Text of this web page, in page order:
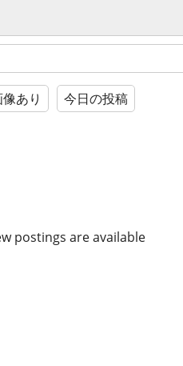
あり 今日の投稿
postings are available